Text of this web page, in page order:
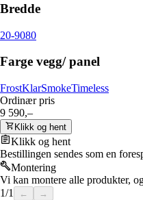
Bredde
20-9080
Farge vegg/ panel
FrostKlarSmokeTimeless
Ordinær pris
9 590,–
Klikk og hent
Klikk og hent
Bestillingen sendes som en
Montering
Vi kan montere alle produkter,
1/1 ← →